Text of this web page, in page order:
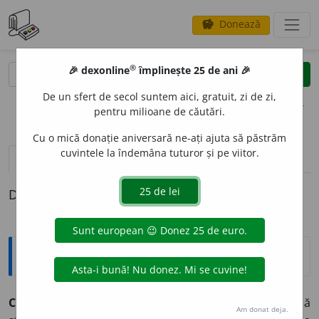
savings Donează
clear
opțiuni
definiții (1) pronunțievolume_up (1)
Definiția cu ID-ul 44113:
Explicative DEX
C
Tip de nori rarefiați și izolați, de culoare albă
🎉 dexonline® împlinește 25 de ani 🎉
De un sfert de secol suntem aici, gratuit, zi de zi,
pentru milioane de căutări.
Cu o mică donație aniversară ne-ați ajuta să păstrăm
cuvintele la îndemâna tuturor și pe viitor.
Am donat deja.